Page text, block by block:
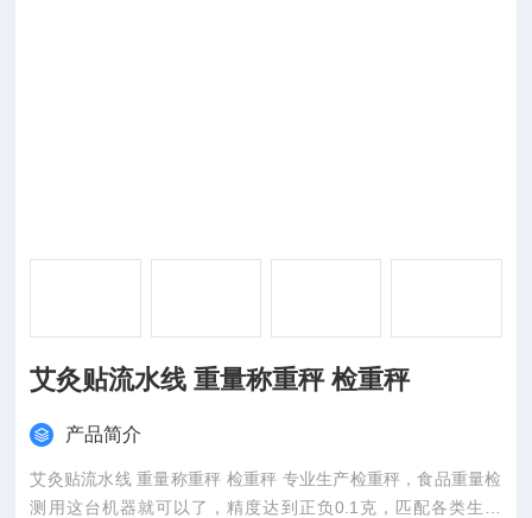
艾灸贴流水线 重量称重秤 检重秤
产品简介
艾灸贴流水线 重量称重秤 检重秤 专业生产检重秤，食品重量检
测用这台机器就可以了，精度达到正负0.1克，匹配各类生产